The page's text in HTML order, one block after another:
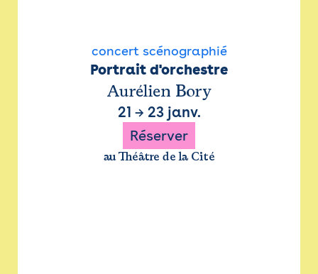
concert scénographié
Portrait d'orchestre
Aurélien Bory
21 → 23 janv.
Réserver
au Théâtre de la Cité